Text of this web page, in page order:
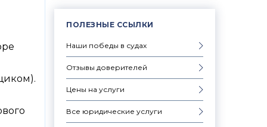
ПОЛЕЗНЫЕ ССЫЛКИ
Наши победы в судах
Отзывы доверителей
Цены на услуги
Все юридические услуги